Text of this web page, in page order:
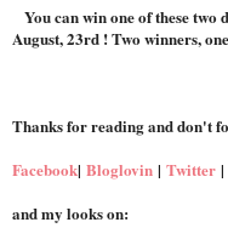
You can win one of these two
August, 23rd ! Two winners,
Thanks for reading and don't
Facebook| Bloglovin | Twitter |
and my looks on: